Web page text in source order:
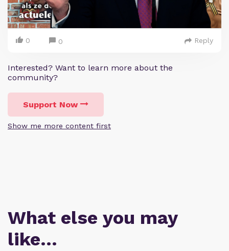
0 0 Reply
Interested? Want to learn more about the
community?
Support Now
Show me more content first
What else you may
like…